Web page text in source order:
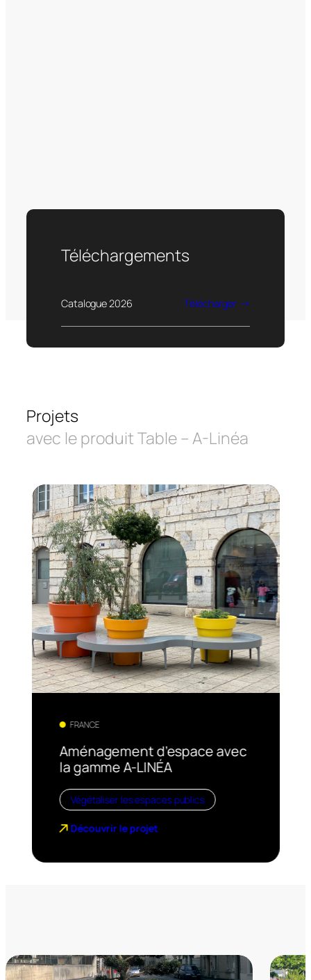
Téléchargements
Catalogue 2026 Télécharger
Projets
avec le produit Table – A-Linéa
FRANCE
Aménagement d’espace avec
la gamme A-LINÉA
Végétaliser les espaces publics
Découvrir le projet